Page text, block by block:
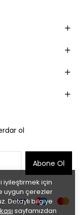
iyileştirmek için
uygun çerezler
Detaylı bilgiye
sayfamızdan
ol
Abone Ol